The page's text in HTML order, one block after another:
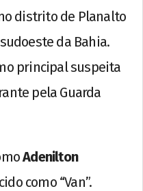
distrito de Planalto
da Bahia.
principal suspeita
pela Guarda
Adenilton
como “Van”.